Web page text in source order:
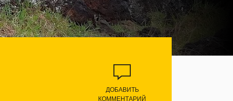
ДОБАВИТЬ
КОММЕНТАРИЙ